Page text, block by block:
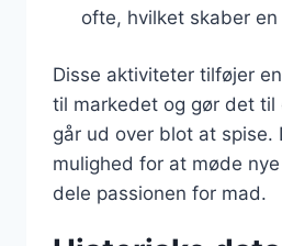
ofte, hvilket skaber
Disse aktiviteter tilføjer
til markedet og gør det til
går ud over blot at spise.
mulighed for at møde
dele passionen for mad.